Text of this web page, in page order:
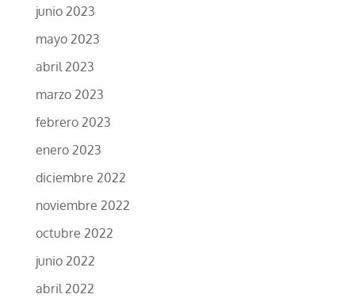
junio 2023
mayo 2023
abril 2023
marzo 2023
febrero 2023
enero 2023
diciembre 2022
noviembre 2022
octubre 2022
junio 2022
abril 2022